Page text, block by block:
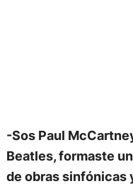
-Sos Paul
Beatles, formaste
de obras sinfónicas